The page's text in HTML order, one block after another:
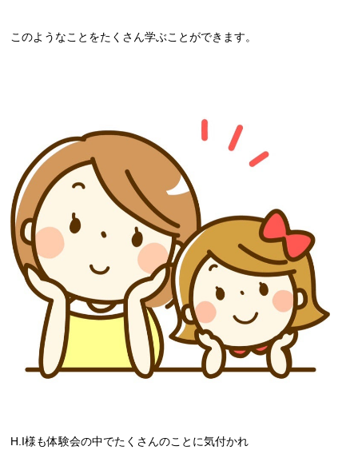
このようなことをたくさん学ぶことができます。
H.I様も体験会の中でたくさんのことに気付かれ